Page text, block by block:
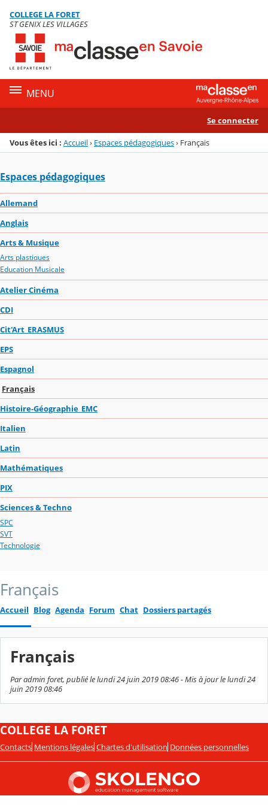
Menu de la rubrique
Contenu
COLLEGE LA FORET
ST GENIX LES VILLAGES
MENU
Se connecter
Vous êtes ici : Accueil› Espaces pédagogiques› Français
Espaces pédagogiques
Allemand
Anglais
Arts & Musique
Arts plastiques
Education Musicale
Atelier Cinéma
CDI
Cit'Art_ERASMUS
EPS
Espagnol
Français
Histoire-Géographie_EMC
Italien
Latin
Mathématiques
PIX
Sciences & Techno
SPC
SVT
Technologie
Français
Accueil Blog Agenda Forum Chat Dossiers partagés
Français
Par admin foret, publié le lundi 24 juin 2019 08:46 - Mis à jour le lundi 24
juin 2019 08:46
COLLEGE LA FORET
Contacts Mentions légales Chartes d'utilisation Données personnelles